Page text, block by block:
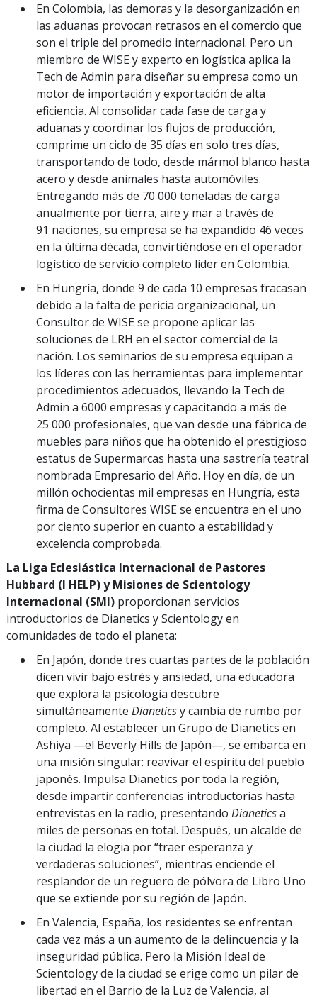
En Colombia, las demoras y la desorganización en
las aduanas provocan retrasos en el comercio que
son el triple del promedio internacional. Pero un
miembro de WISE y experto en logística aplica la
Tech de Admin para diseñar su empresa como un
motor de importación y exportación de alta
eficiencia. Al consolidar cada fase de carga y
aduanas y coordinar los flujos de producción,
comprime un ciclo de 35 días en solo tres días,
transportando de todo, desde mármol blanco hasta
acero y desde animales hasta automóviles.
Entregando más de 70 000 toneladas de carga
anualmente por tierra, aire y mar a través de
91 naciones, su empresa se ha expandido 46 veces
en la última década, convirtiéndose en el operador
logístico de servicio completo líder en Colombia.
En Hungría, donde 9 de cada 10 empresas fracasan
debido a la falta de pericia organizacional, un
Consultor de WISE se propone aplicar las
soluciones de LRH en el sector comercial de la
nación. Los seminarios de su empresa equipan a
los líderes con las herramientas para implementar
procedimientos adecuados, llevando la Tech de
Admin a 6000 empresas y capacitando a más de
25 000 profesionales, que van desde una fábrica de
muebles para niños que ha obtenido el prestigioso
estatus de Supermarcas hasta una sastrería teatral
nombrada Empresario del Año. Hoy en día, de un
millón ochocientas mil empresas en Hungría, esta
firma de Consultores WISE se encuentra en el uno
por ciento superior en cuanto a estabilidad y
excelencia comprobada.
La Liga Eclesiástica Internacional de Pastores
Hubbard (I HELP)y Misiones de Scientology
Internacional (SMI) proporcionan servicios
introductorios de Dianetics y Scientology en
comunidades de todo el planeta:
En Japón, donde tres cuartas partes de la población
dicen vivir bajo estrés y ansiedad, una educadora
que explora la psicología descubre
simultáneamente Dianeticsy cambia de rumbo por
completo. Al establecer un Grupo de Dianetics en
Ashiya —el Beverly Hills de Japón—, se embarca en
una misión singular: reavivar el espíritu del pueblo
japonés. Impulsa Dianetics por toda la región,
desde impartir conferencias introductorias hasta
entrevistas en la radio, presentando Dianeticsa
miles de personas en total. Después, un alcalde de
la ciudad la elogia por “traer esperanza y
verdaderas soluciones”, mientras enciende el
resplandor de un reguero de pólvora de Libro Uno
que se extiende por su región de Japón.
En Valencia, España, los residentes se enfrentan
cada vez más a un aumento de la delincuencia y la
inseguridad pública. Pero la Misión Ideal de
Scientology de la ciudad se erige como un pilar de
libertad en el Barrio de la Luz de Valencia, al